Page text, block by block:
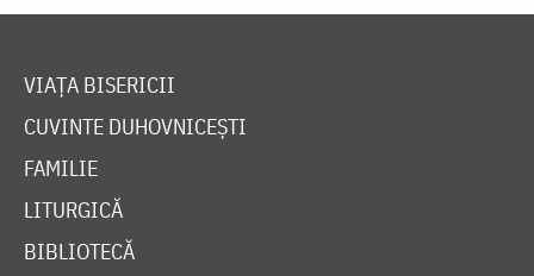
VIAȚA BISERICII
CUVINTE DUHOVNICEȘTI
FAMILIE
LITURGICĂ
BIBLIOTECĂ